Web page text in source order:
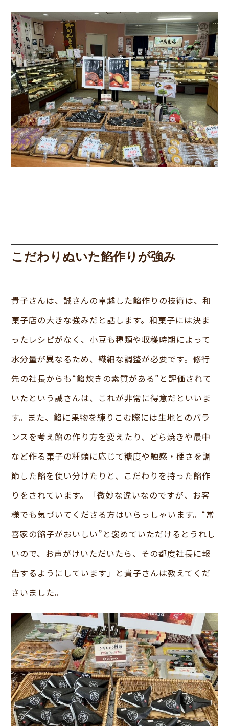
こだわりぬいた餡作りが強み
貴子さんは、誠さんの卓越した餡作りの技術は、和
菓子店の大きな強みだと話します。和菓子には決ま
ったレシピがなく、小豆も種類や収穫時期によって
水分量が異なるため、繊細な調整が必要です。修行
先の社長からも“餡炊きの素質がある”と評価されて
いたという誠さんは、これが非常に得意だといいま
す。また、餡に果物を練りこむ際には生地とのバラ
ンスを考え餡の作り方を変えたり、どら焼きや最中
など作る菓子の種類に応じて糖度や触感・硬さを調
節した餡を使い分けたりと、こだわりを持った餡作
りをされています。「微妙な違いなのですが、お客
様でも気づいてくださる方はいらっしゃいます。“常
喜家の餡子がおいしい”と褒めていただけるとうれし
いので、お声がけいただいたら、その都度社長に報
告するようにしています」と貴子さんは教えてくだ
さいました。